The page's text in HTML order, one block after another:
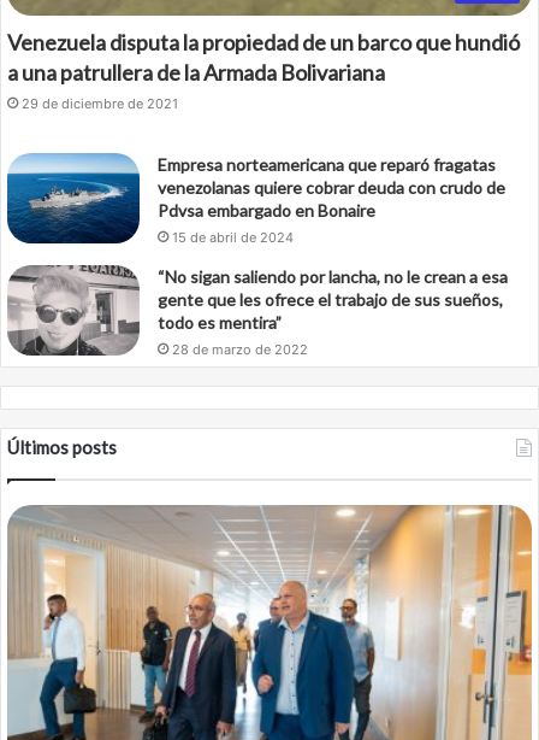
Venezuela disputa la propiedad de un barco que hundió
a una patrullera de la Armada Bolivariana
29 de diciembre de 2021
Empresa norteamericana que reparó fragatas
venezolanas quiere cobrar deuda con crudo de
Pdvsa embargado en Bonaire
15 de abril de 2024
“No sigan saliendo por lancha, no le crean a esa
gente que les ofrece el trabajo de sus sueños,
todo es mentira”
28 de marzo de 2022
Últimos posts